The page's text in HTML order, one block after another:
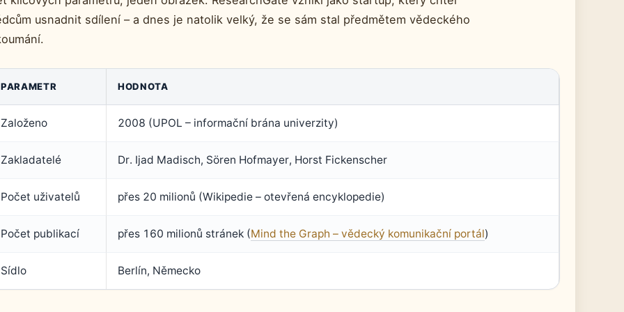
usnadnit sdílení – a dnes je natolik velký, že se sám stal předmětem vědeckého
PARAMETR HODNOTA
Založeno 2008 (UPOL – informační brána univerzity)
Zakladatelé Dr. Ijad Madisch, Sören Hofmayer, Horst Fickenscher
Počet uživatelů přes 20 milionů (Wikipedie – otevřená encyklopedie)
Počet publikací přes 160 milionů stránek (Mind the Graph – vědecký komunikační portál)
Sídlo Berlín, Německo